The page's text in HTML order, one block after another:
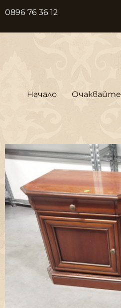
Skip
content
0896 76 36 12
Начало Очаквайте